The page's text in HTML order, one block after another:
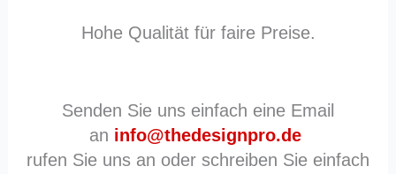
Hohe Qualität für faire Preise.
Senden Sie uns einfach eine Email
an info@thedesignpro.de
rufen Sie uns an oder schreiben Sie einfach